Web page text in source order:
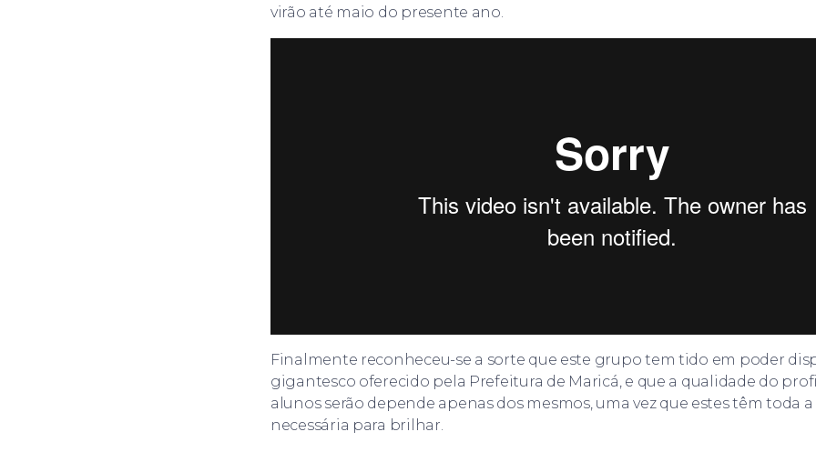
virão até maio do presente ano.
Finalmente reconheceu-se a sorte que este grupo tem tido em poder
gigantesco oferecido pela Prefeitura de Maricá, e que a qualidade do
alunos serão depende apenas dos mesmos, uma vez que estes têm toda
necessária para brilhar.